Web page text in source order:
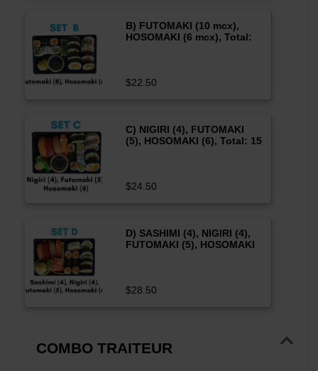
B) FUTOMAKI (10 mcx),
HOSOMAKI (6 mcx), Total:
$22.50
C) NIGIRI (4), FUTOMAKI
(5), HOSOMAKI (6), Total: 15
$24.50
D) SASHIMI (4), NIGIRI (4),
FUTOMAKI (5), HOSOMAKI
$28.50
COMBO TRAITEUR